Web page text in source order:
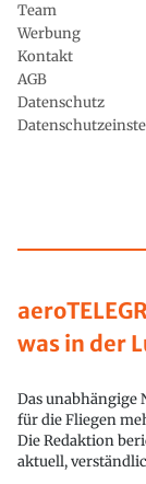
was in der
Das
für die Fliegen
Die Redaktion
aktuell,
Team
Werbung
Kontakt
AGB
Datenschutz